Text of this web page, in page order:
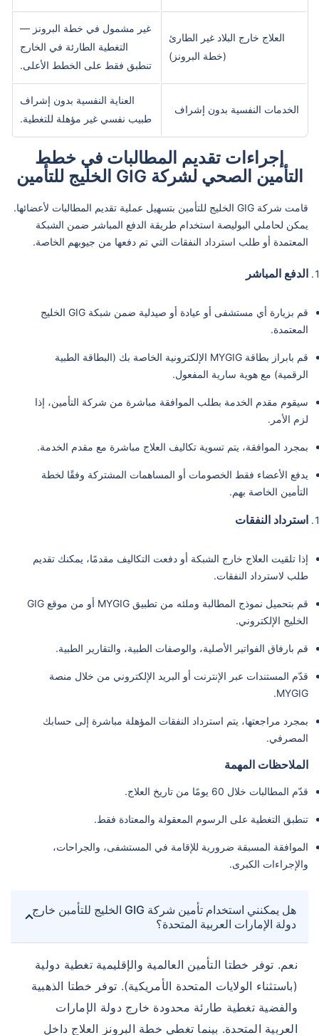
العلاج خارج البلاد غير الطارئ
(خطة البرونز)
غير مشمول في خطة البرونز —
التغطية الطارئة في الخارج
تنطبق فقط على الخطط الأعلى.
الخدمات النفسية بدون إشراف
العناية النفسية بدون إشراف
طبيب نفسي غير مؤهلة للتغطية.
إجراءات تقديم المطالبات في خطط
التأمين الصحي لشركة GIG الخليج للتأمين
قامت شركة GIG الخليج للتأمين بتسهيل عملية تقديم المطالبات لأعضائها.
يمكن لحاملي البوليصة استخدام طريقة الدفع المباشر ضمن الشبكة
المعتمدة أو طلب استرداد النفقات التي تم دفعها من جيوبهم الخاصة.
الدفع المباشر
قم بزيارة أي مستشفى أو عيادة أو صيدلية ضمن شبكة GIG الخليج
المعتمدة.
قم بابراز بطاقة MYGIG الإلكترونية الخاصة بك (البطاقة الطبية
الرقمية) مع هوية سارية المفعول.
سيقوم مقدم الخدمة بطلب الموافقة مباشرة من شركة التأمين، إذا
لزم الأمر.
بمجرد الموافقة، يتم تسوية تكاليف العلاج مباشرة مع مقدم الخدمة.
يدفع الأعضاء فقط الخصومات أو المساهمات المشتركة وفقًا لخطة
التأمين الخاصة بهم.
استرداد النفقات
إذا تلقيت العلاج خارج الشبكة أو دفعت التكاليف مقدمًا، يمكنك تقديم
طلب لاسترداد النفقات.
قم بتحميل نموذج المطالبة وملئه من تطبيق MYGIG أو من موقع GIG
الخليج الإلكتروني.
قم بارفاق الفواتير الأصلية، والوصفات الطبية، والتقارير الطبية.
قدّم المستندات عبر الإنترنت أو البريد الإلكتروني من خلال منصة
MYGIG.
بمجرد مراجعتها، يتم استرداد النفقات المؤهلة مباشرة إلى حسابك
المصرفي.
الملاحظات المهمة
قدّم المطالبات خلال 60 يومًا من تاريخ العلاج.
تنطبق التغطية على الرسوم المعقولة والمعتادة فقط.
الموافقة المسبقة ضرورية للإقامة في المستشفى، والجراحات،
والإجراءات الكبرى.
هل يمكنني استخدام تأمين شركة GIG الخليج للتأمبن خارج
دولة الإمارات العربية المتحدة؟
نعم. توفر خطتا التأمين العالمية والإقليمية تغطية دولية
(باستثناء الولايات المتحدة الأمريكية). توفر خطتا الذهبية
والفضية تغطية طارئة محدودة خارج دولة الإمارات
العربية المتحدة. بينما تغطي خطة البرونز العلاج داخل